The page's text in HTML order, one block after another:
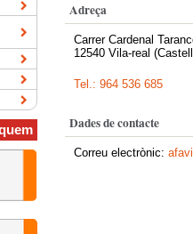
Adreça
Carrer Cardenal
12540 Vila-real
Tel.: 964 536 685
Dades de contacte
Correu electrònic: